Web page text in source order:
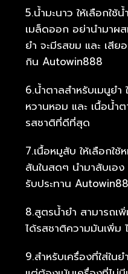
5.น้ำมะนาว ให้เลือกใช้
เมล็ดออก อย่านำมาผ
ยำ จะมีรสขม และ เสีย
กิน Autowin888
6.น้ำตาลสำหรับเมนูยำ
หวานหอม และ เนื้อน้ำ
รสชาติที่ดีที่สุด
7.เนื้อหมูสับ ให้เลือกใ
สันในสดๆ นำมาสับเอ
รับประทาน
8.สูตรน้ำยำ สามารถเ
ได้รสชาติความมันเพิ่ม
9.สำหรับเครื่องที่ใส่ใน